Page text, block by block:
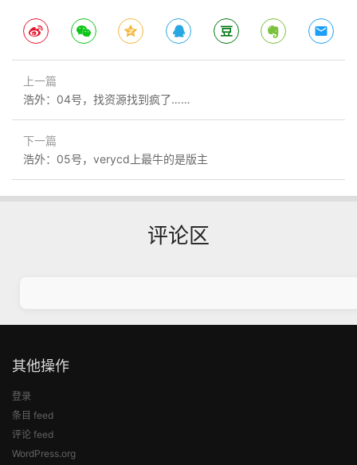
上一篇
浩外：04号，找资源找到疯了……
下一篇
浩外：05号，verycd上最牛的是版主
评论区
其他操作
登录
条目 feed
评论 feed
WordPress.org